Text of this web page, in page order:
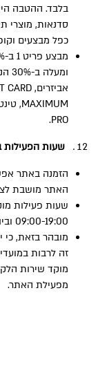
בלבד. ההטבה
סדנאות, מוצרי
כפל מבצעים
PRO.
שעות
האתר מושבת
שעות פעילות
09:00-19:00 וביום ו’ משעה 09:00 עד 13:00.
מובהר בזאת, כי
זה לרבות
מוקד שירות
מפעילת האתר.